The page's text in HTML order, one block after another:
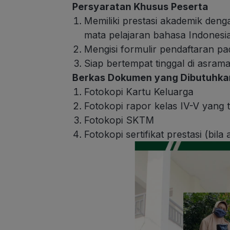
Persyaratan Khusus Peserta
Memiliki prestasi akademik
mata pelajaran bahasa
Mengisi formulir pendaftaran
Siap bertempat tinggal di asrama
Berkas Dokumen yang
Fotokopi Kartu Keluarga
Fotokopi rapor kelas IV-V yang
Fotokopi SKTM
Fotokopi sertifikat prestasi (bila